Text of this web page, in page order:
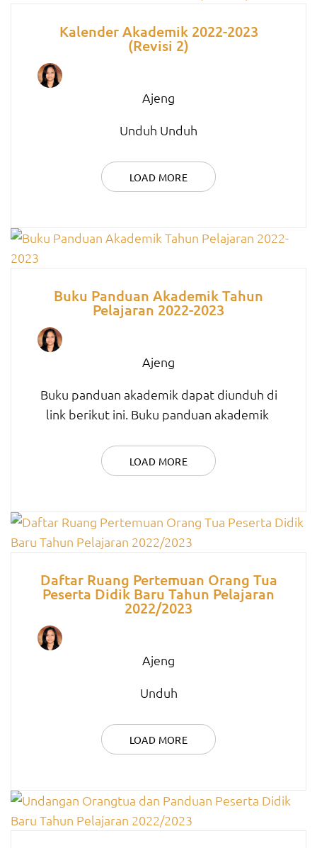
Kalender Akademik 2022-2023
(Revisi 2)
Ajeng
Unduh Unduh
LOAD MORE
Buku Panduan Akademik Tahun
Pelajaran 2022-2023
Ajeng
Buku panduan akademik dapat diunduh di
link berikut ini. Buku panduan akademik
LOAD MORE
Daftar Ruang Pertemuan Orang Tua
Peserta Didik Baru Tahun Pelajaran
2022/2023
Ajeng
Unduh
LOAD MORE